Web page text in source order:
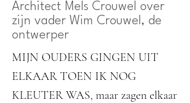
Architect Mels Crouwel over
zijn vader Wim Crouwel, de
ontwerper
MIJN OUDERS GINGEN UIT
ELKAAR TOEN IK NOG
KLEUTER WAS, maar zagen elkaar